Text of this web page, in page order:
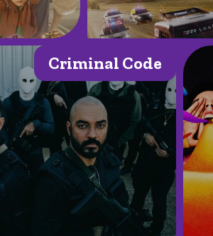
Criminal Code